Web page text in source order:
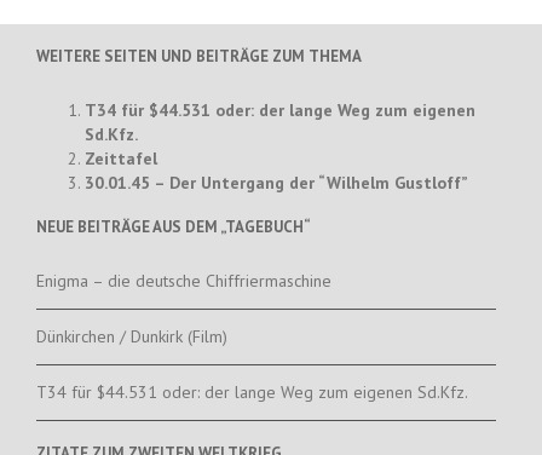
WEITERE SEITEN UND BEITRÄGE ZUM THEMA
T34 für $44.531 oder: der lange Weg zum eigenen
Sd.Kfz.
Zeittafel
30.01.45 – Der Untergang der “Wilhelm Gustloff”
NEUE BEITRÄGE AUS DEM „TAGEBUCH“
Enigma – die deutsche Chiffriermaschine
Dünkirchen / Dunkirk (Film)
T34 für $44.531 oder: der lange Weg zum eigenen Sd.Kfz.